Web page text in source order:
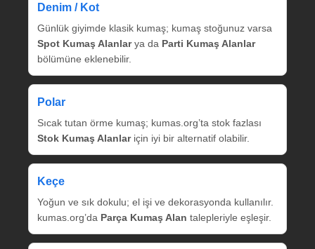
Denim / Kot
Günlük giyimde klasik kumaş; kumaş stoğunuz varsa
Spot Kumaş Alanlarya da Parti Kumaş Alanlar
bölümüne eklenebilir.
Polar
Sıcak tutan örme kumaş; kumas.org’ta stok fazlası
Stok Kumaş Alanlariçin iyi bir alternatif olabilir.
Keçe
Yoğun ve sık dokulu; el işi ve dekorasyonda kullanılır.
kumas.org’da Parça Kumaş Alan talepleriyle eşleşir.